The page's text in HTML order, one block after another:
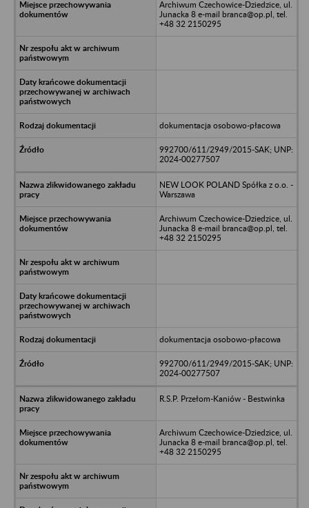
Archiwum Czechowice-Dziedzice, ul.
Junacka 8 e-mail branca@op.pl, tel.
+48 32 2150295
dokumentacja osobowo-płacowa
992700/611/2949/2015-SAK; UNP:
2024-00277507
NEW LOOK POLAND Spółka z o.o. -
Warszawa
Archiwum Czechowice-Dziedzice, ul.
Junacka 8 e-mail branca@op.pl, tel.
+48 32 2150295
dokumentacja osobowo-płacowa
992700/611/2949/2015-SAK; UNP:
2024-00277507
R.S.P. Przełom-Kaniów - Bestwinka
Archiwum Czechowice-Dziedzice, ul.
Junacka 8 e-mail branca@op.pl, tel.
+48 32 2150295